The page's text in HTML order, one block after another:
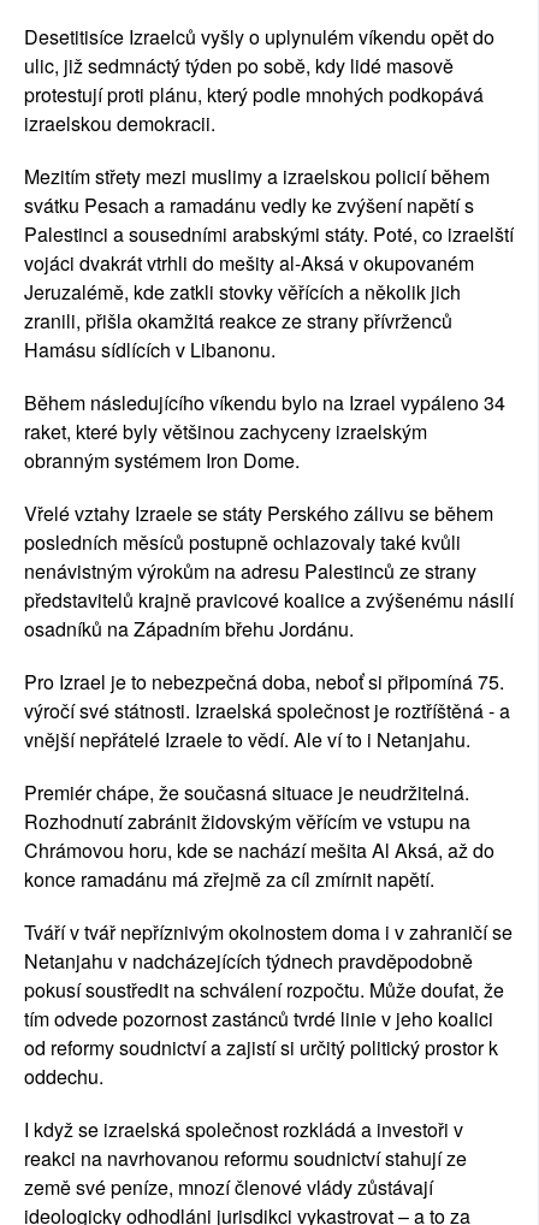
Desetitisíce Izraelců vyšly o uplynulém víkendu opět do
ulic, již sedmnáctý týden po sobě, kdy lidé masově
protestují proti plánu, který podle mnohých podkopává
izraelskou demokracii.
Mezitím střety mezi muslimy a izraelskou policií během
svátku Pesach a ramadánu vedly ke zvýšení napětí s
Palestinci a sousedními arabskými státy. Poté, co izraelští
vojáci dvakrát vtrhli do mešity al-Aksá v okupovaném
Jeruzalémě, kde zatkli stovky věřících a několik jich
zranili, přišla okamžitá reakce ze strany přívrženců
Hamásu sídlících v Libanonu.
Během následujícího víkendu bylo na Izrael vypáleno 34
raket, které bylyvětšinou zachyceny izraelským
obranným systémem Iron Dome.
Vřelé vztahy Izraele se státy Perského zálivu se během
posledních měsíců postupně ochlazovaly také kvůli
nenávistným výrokům na adresu Palestinců ze strany
představitelů krajně pravicové koalice a zvýšenému násilí
osadníků na Západním břehu Jordánu.
Pro Izrael je to nebezpečná doba, neboť si připomíná 75.
výročí své státnosti. Izraelská společnost je roztříštěná - a
vnější nepřátelé Izraele to vědí. Ale ví to i Netanjahu.
Premiér chápe, že současná situace je neudržitelná.
Rozhodnutí zabránit židovským věřícím ve vstupu na
Chrámovou horu, kde se nachází mešita Al Aksá, až do
konce ramadánu má zřejmě za cíl zmírnit napětí.
Tváří v tvář nepříznivým okolnostem doma i v zahraničí se
Netanjahu v nadcházejících týdnech pravděpodobně
pokusí soustředit na schválení rozpočtu. Může doufat, že
tím odvede pozornost zastánců tvrdé linie v jeho koalici
od reformy soudnictví a zajistí si určitý politický prostor k
oddechu.
I když se izraelská společnost rozkládá a investoři v
reakci na navrhovanou reformu soudnictví stahují ze
země své peníze, mnozí členové vlády zůstávají
ideologicky odhodláni jurisdikci vykastrovat – a to za